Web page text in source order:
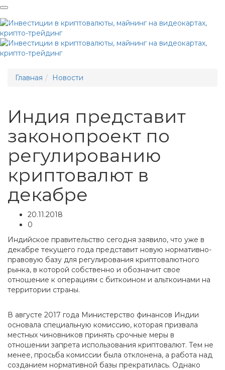
Главная Новости
Индия представит
законопроект по
регулированию
криптовалют в
декабре
20.11.2018
0
Индийское правительство сегодня заявило, что уже в
декабре текущего года представит новую нормативно-
правовую базу для регулирования криптовалютного
рынка, в которой собственно и обозначит свое
отношение к операциям с биткоином и альткоинами на
территории страны.
В августе 2017 года Министерство финансов Индии
основала специальную комиссию, которая призвала
местных чиновников принять срочные меры в
отношении запрета использования криптовалют. Тем не
менее, просьба комиссии была отклонена, а работа над
созданием нормативной базы прекратилась. Однако